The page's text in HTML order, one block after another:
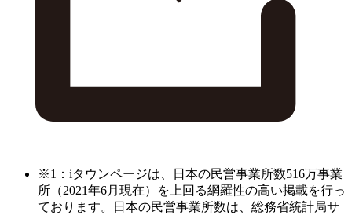
※1：iタウンページは、日本の民営事業所数516万事業
所（2021年6月現在）を上回る網羅性の高い掲載を行っ
ております。日本の民営事業所数は、総務省統計局サ